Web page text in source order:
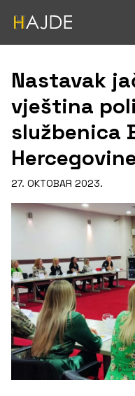
Nastavak
vještina
službenica
27. OKTOBAR 2023.